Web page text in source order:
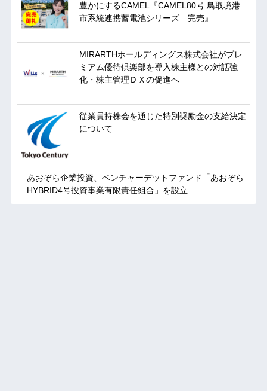
豊かにするCAMEL『CAMEL80号 鳥取境港
市系統連携蓄電池シリーズ 完売』
MIRARTHホールディングス株式会社がプレ
ミアム優待倶楽部を導入株主様との対話強
化・株主管理ＤＸの促進へ
従業員持株会を通じた特別奨励金の支給決定
について
あおぞら企業投資、ベンチャーデットファンド「あおぞら
HYBRID4号投資事業有限責任組合」を設立